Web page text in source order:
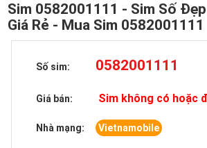
Sim 0582001111 - Sim Số
Giá Rẻ - Mua Sim 0582001111
Số sim: 0582001111
Giá bán: Sim không có hoặc
Nhà mạng: Vietnamobile